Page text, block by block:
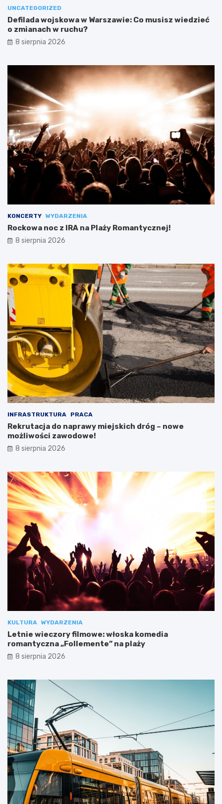
UNCATEGORIZED
Defilada wojskowa w Warszawie: Co musisz wiedzieć
o zmianach w ruchu?
8 sierpnia 2026
KONCERTY WYDARZENIA
Rockowa noc z IRA na Plaży Romantycznej!
8 sierpnia 2026
INFRASTRUKTURA PRACA
Rekrutacja do naprawy miejskich dróg – nowe
możliwości zawodowe!
8 sierpnia 2026
KULTURA WYDARZENIA
Letnie wieczory filmowe: włoska komedia
romantyczna „Follemente” na plaży
8 sierpnia 2026